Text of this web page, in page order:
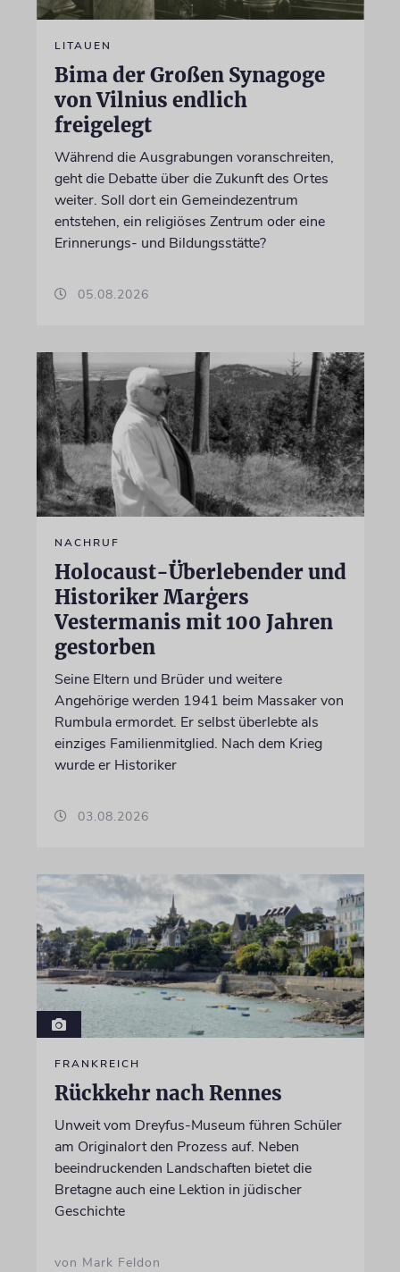
LITAUEN
Bima der Großen Synagoge
von Vilnius endlich
freigelegt
Während die Ausgrabungen voranschreiten,
geht die Debatte über die Zukunft des Ortes
weiter. Soll dort ein Gemeindezentrum
entstehen, ein religiöses Zentrum oder eine
Erinnerungs- und Bildungsstätte?
05.08.2026
NACHRUF
Holocaust-Überlebender und
Historiker Marģers
Vestermanis mit 100 Jahren
gestorben
Seine Eltern und Brüder und weitere
Angehörige werden 1941 beim Massaker von
Rumbula ermordet. Er selbst überlebte als
einziges Familienmitglied. Nach dem Krieg
wurde er Historiker
03.08.2026
FRANKREICH
Rückkehr nach Rennes
Unweit vom Dreyfus-Museum führen Schüler
am Originalort den Prozess auf. Neben
beeindruckenden Landschaften bietet die
Bretagne auch eine Lektion in jüdischer
Geschichte
von Mark Feldon